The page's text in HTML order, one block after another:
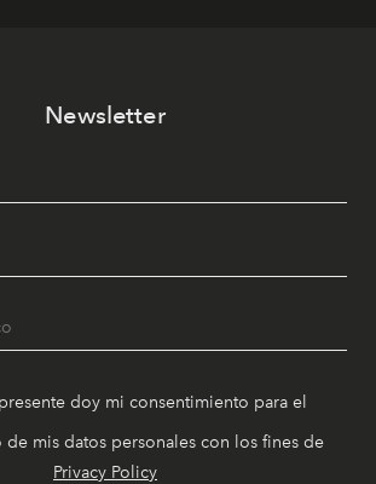
Newsletter
doy mi consentimiento para el
de mis datos personales con los fines de
Privacy Policy